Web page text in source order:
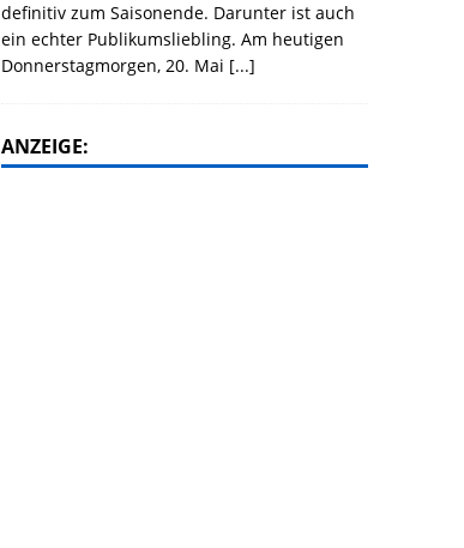
definitiv zum Saisonende. Darunter ist auch
ein echter Publikumsliebling. Am heutigen
Donnerstagmorgen, 20. Mai [...]
ANZEIGE: